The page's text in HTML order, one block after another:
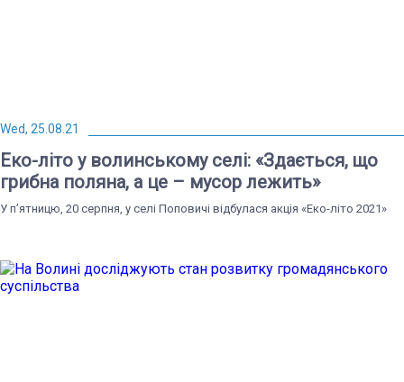
Wed, 25.08.21
Еко-літо у волинському селі: «Здається, що
грибна поляна, а це – мусор лежить»
У п’ятницю, 20 серпня, у селі Поповичі відбулася акція «Еко-літо 2021»